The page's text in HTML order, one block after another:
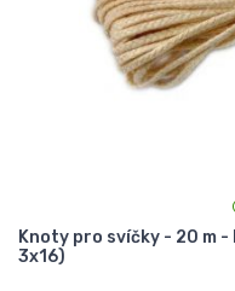
Knoty pro svíčky - 20 m -
3x16)